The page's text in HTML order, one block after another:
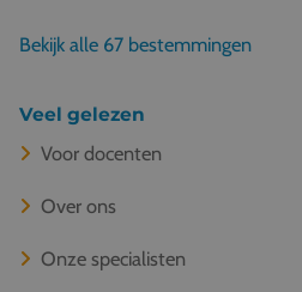
Bekijk alle 67 bestemmingen
Veel gelezen
Voor docenten
Over ons
Onze specialisten